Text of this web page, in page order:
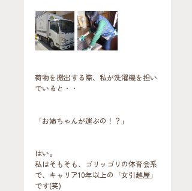
荷物を搬出する際、私が洗濯機を担い
でいると・・
「お姉ちゃんが運ぶの！？」
はい。
私はそもそも、ゴリッゴリの体育会系
で、キャリア10年以上の「女引越屋」
です(笑)